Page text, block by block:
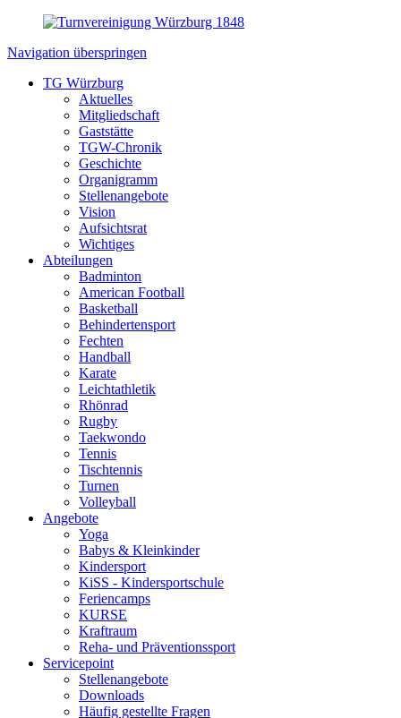
Navigation überspringen
TG Würzburg
Aktuelles
Mitgliedschaft
Gaststätte
TGW-Chronik
Geschichte
Organigramm
Stellenangebote
Vision
Aufsichtsrat
Wichtiges
Abteilungen
Badminton
American Football
Basketball
Behindertensport
Fechten
Handball
Karate
Leichtathletik
Rhönrad
Rugby
Taekwondo
Tennis
Tischtennis
Turnen
Volleyball
Angebote
Yoga
Babys & Kleinkinder
Kindersport
KiSS - Kindersportschule
Feriencamps
KURSE
Kraftraum
Reha- und Präventionssport
Servicepoint
Stellenangebote
Downloads
Häufig gestellte Fragen